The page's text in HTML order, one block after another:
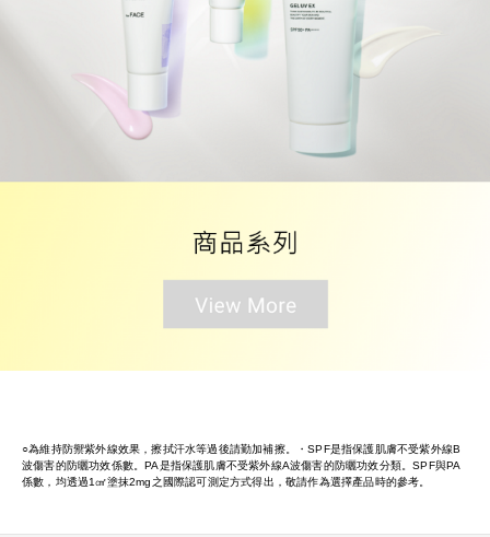
○為維持防禦紫外線效果，擦拭汗水等過後請勤加補擦。・SPF是指保護肌膚不受紫外線B
波傷害的防曬功效係數。PA是指保護肌膚不受紫外線A波傷害的防曬功效分類。SPF與PA
係數，均透過1㎠塗抹2mg之國際認可測定方式得出，敬請作為選擇產品時的參考。